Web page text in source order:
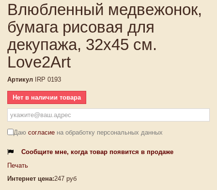
Влюбленный медвежонок,
бумага рисовая для
декупажа, 32х45 см.
Love2Art
Артикул IRP 0193
Нет в наличии товара
Даю согласие на обработку персональных данных
Сообщите мне, когда товар появится в продаже
Печать
Интернет цена:247 руб